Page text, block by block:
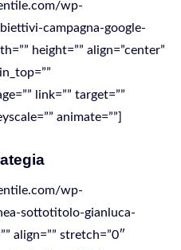
wp-
campagna-google-
height=”” align=”center”
link=”” target=””
animate=””]
wp-
sottotitolo-gianluca-
align=”” stretch=”0″